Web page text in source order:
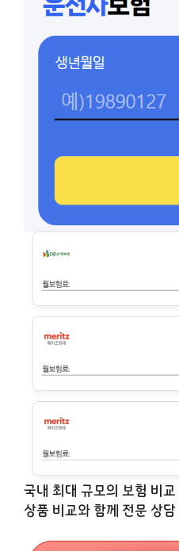
국내 최대 규모의 보험 비
상품 비교와 함께 전문 상